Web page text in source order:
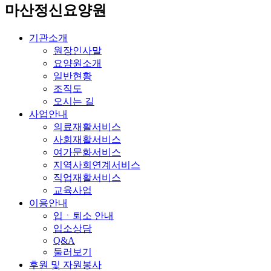
마산정신요양원
기관소개
원장인사말
요양원소개
일반현황
조직도
오시는 길
사업안내
의료재활서비스
사회재활서비스
여가문화서비스
지역사회연계서비스
직업재활서비스
교육사업
이용안내
입ㆍ퇴소 안내
입소상담
Q&A
둘러보기
후원 및 자원봉사